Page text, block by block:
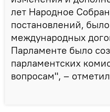
лет Народное
постановлений,
международных
Парламенте было
парламентских
вопросам", –